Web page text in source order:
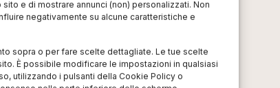
e di mostrare annunci (non) personalizzati. Non
negativamente su alcune caratteristiche e
sopra o per fare scelte dettagliate. Le tue scelte
È possibile modificare le impostazioni in qualsiasi
utilizzando i pulsanti della Cookie Policy o